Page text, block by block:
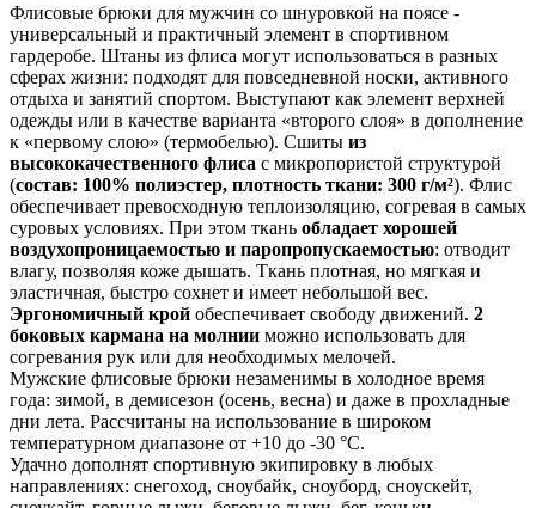
Флисовые брюки для мужчин со шнуровкой на поясе -
универсальный и практичный элемент в спортивном
гардеробе. Штаны из флиса могут использоваться в разных
сферах жизни: подходят для повседневной носки, активного
отдыха и занятий спортом. Выступают как элемент верхней
одежды или в качестве варианта «второго слоя» в дополнение
к «первому слою» (термобелью). Сшиты из
высококачественного флиса с микропористой структурой
(состав: 100% полиэстер, плотность ткани: 300 г/м²). Флис
обеспечивает превосходную теплоизоляцию, согревая в самых
суровых условиях. При этом ткань обладает хорошей
воздухопроницаемостью и паропропускаемостью: отводит
влагу, позволяя коже дышать. Ткань плотная, но мягкая и
эластичная, быстро сохнет и имеет небольшой вес.
Эргономичный крой обеспечивает свободу движений. 2
боковых кармана на молнии можно использовать для
согревания рук или для необходимых мелочей.
Мужские флисовые брюки незаменимы в холодное время
года: зимой, в демисезон (осень, весна) и даже в прохладные
дни лета. Рассчитаны на использование в широком
температурном диапазоне от +10 до -30 °С.
Удачно дополнят спортивную экипировку в любых
направлениях: снегоход, сноубайк, сноуборд, сноускейт,